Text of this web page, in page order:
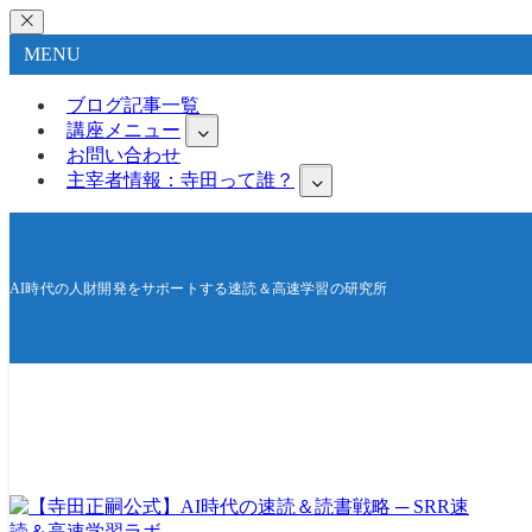
MENU
ブログ記事一覧
講座メニュー
お問い合わせ
主宰者情報：寺田って誰？
AI時代の人財開発をサポートする速読＆高速学習の研究所